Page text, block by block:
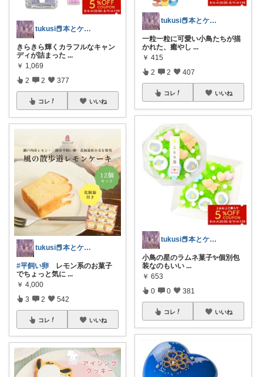
tukusi📕本とケーキの快適な時間を
きらきら輝くカラフルなキャン
ディが詰まった ...
￥ 1,069
2 2 377
コレ いいね
tukusi📕本とケーキの快適な時間を
#平飼い卵 レモン系のお菓子
でちょっと気に ...
￥ 4,000
3 2 542
コレ いいね
tukusi📕本とケーキの快適な時間を
一粒一粒に可愛い小鳥たちが描
かれた、癒やし ...
￥ 415
2 2 407
コレ いいね
tukusi📕本とケーキの快適な時間を
小鳥の星のラムネ菓子✨️個別包
装なのもいい ...
￥ 653
0 0 381
コレ いいね